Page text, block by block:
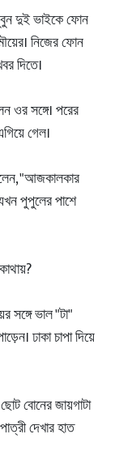
দুই ভাইকে ফোন
নিজের ফোন
দিতে।
ওর সঙ্গে। পরের
গেল।
"আজকালকার
পুপুলের পাশে
সঙ্গে ভাল "টা"
ঢাকা চাপা দিয়ে
বোনের জায়গাটা
দেখার হাত